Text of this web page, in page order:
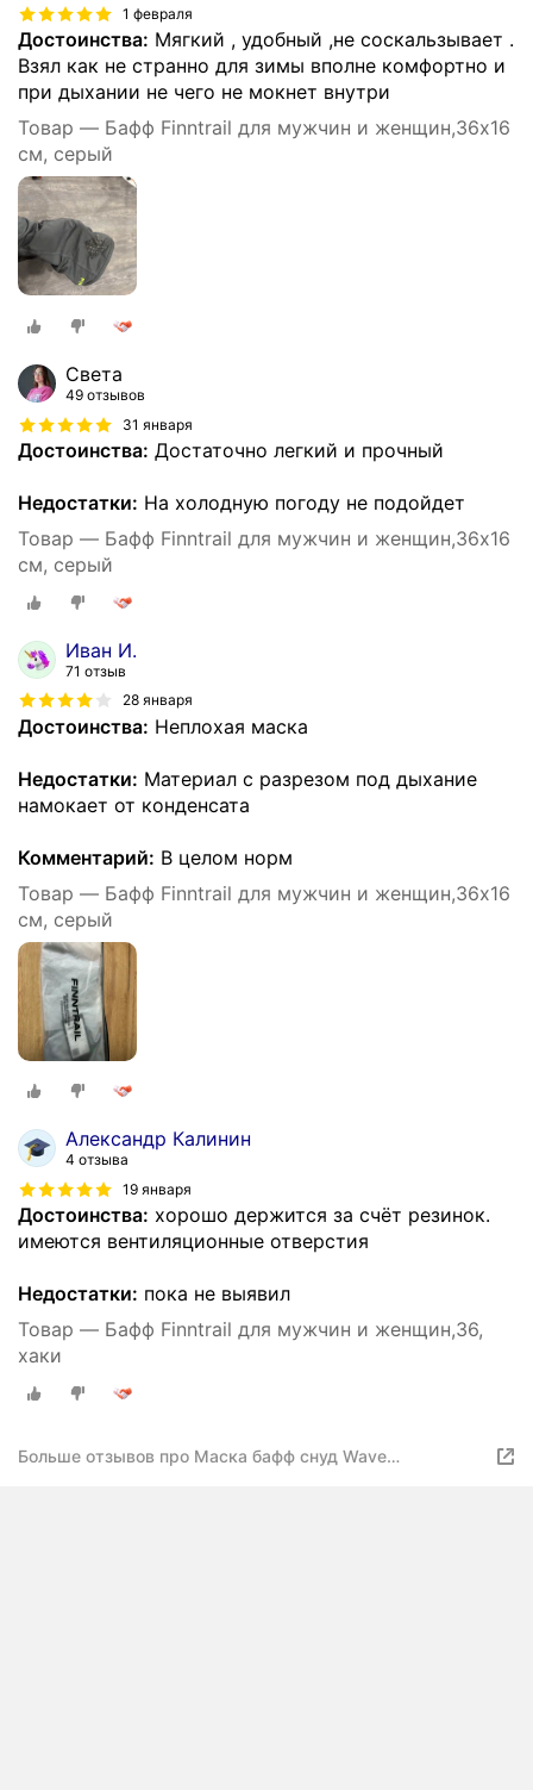
1 февраля
Достоинства: Мягкий , удобный ,не соскальзывает .
Взял как не странно для зимы вполне комфортно и
при дыхании не чего не мокнет внутри
Товар — Бафф Finntrail для мужчин и женщин,36х16
см, серый
Света
49 отзывов
31 января
Достоинства: Достаточно легкий и прочный
Недостатки: На холодную погоду не подойдет
Товар — Бафф Finntrail для мужчин и женщин,36х16
см, серый
Иван И.
71 отзыв
28 января
Достоинства: Неплохая маска
Недостатки: Материал с разрезом под дыхание
намокает от конденсата
Комментарий: В целом норм
Товар — Бафф Finntrail для мужчин и женщин,36х16
см, серый
Александр Калинин
4 отзыва
19 января
Достоинства: хорошо держится за счёт резинок.
имеются вентиляционные отверстия
Недостатки: пока не выявил
Товар — Бафф Finntrail для мужчин и женщин,36,
хаки
Больше отзывов про Маска бафф снуд Wave